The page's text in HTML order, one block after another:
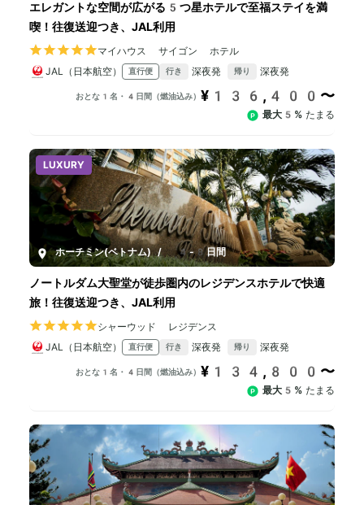
エレガントな空間が広がる5つ星ホテルで至福ステイを満
喫！往復送迎つき、JAL利用
マイハウス サイゴン ホテル
JAL（日本航空）
直行便 行き 深夜発 帰り 深夜発
おとな1名・4日間（燃油込み） ¥136,400〜
最大5% たまる
LUXURY
ホーチミン(ベトナム) / 4-8日間
ノートルダム大聖堂が徒歩圏内のレジデンスホテルで快適
旅！往復送迎つき、JAL利用
シャーウッド レジデンス
JAL（日本航空）
直行便 行き 深夜発 帰り 深夜発
おとな1名・4日間（燃油込み） ¥134,800〜
最大5% たまる